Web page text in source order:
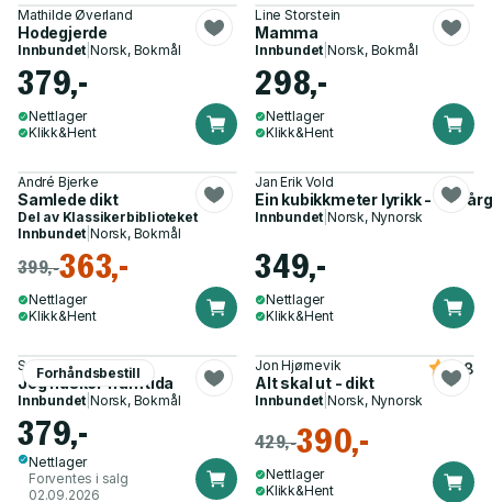
Mathilde Øverland
Hodegjerde
Innbundet |Norsk, Bokmål
379,-
Nettlager
Klikk&Hent
Line Storstein
Mamma
Innbundet |Norsk, Bokmål
298,-
Nettlager
Klikk&Hent
André Bjerke
Samlede dikt
Del av Klassikerbiblioteket
Innbundet |Norsk, Bokmål
399,-363,-
Nettlager
Klikk&Hent
Jan Erik Vold
Ein kubikkmeter lyrikk - tolv
Innbundet |Norsk, Nynorsk
349,-
Nettlager
Klikk&Hent
Forhåndsbestill
Sara Li Stensrud
Jeg husker framtida
Innbundet |Norsk, Bokmål
379,-
Nettlager
Forventes i salg
02.09.2026
Jon Hjørnevik
Alt skal ut - dikt
4.8
Innbundet |Norsk, Nynorsk
429,-390,-
Nettlager
Klikk&Hent